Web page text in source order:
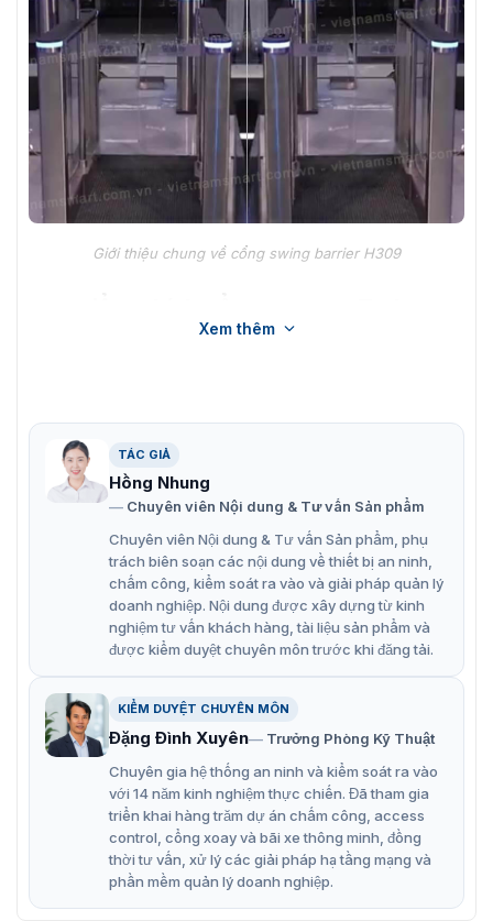
Giới thiệu chung về cổng swing barrier H309
năng tích hợp công nghệ tiên tiến, đáp ứng tốt các yêu
cầu về an ninh và quản lý ra vào.
Kiểm soát chặt chẽ việc ra vào, chỉ những người có
thẻ hoặc mã số mới được phép đi qua.
Trang bị tính năng an toàn như cảm biến va chạm, tự
động dừng khi gặp vật cản.
Làm bằng chất liệu inox không gỉ, chịu được mọi điều
kiện thời tiết.
thống kiểm soát truy cập, hệ thống báo động.
Động cơ điện và hệ thống điều khiển tự động giúp mở
và đóng cổng nhanh chóng và chính xác.
Mở và đóng với tốc độ nhanh, giúp lưu thông giao
thông hiệu quả và giảm thiểu thời gian chờ đợi.
Người dùng có thể cài đặt hướng đi một hoặc hai
Xem thêm
TÁC GIẢ
Hồng Nhung
Chuyên viên Nội dung & Tư vấn Sản phẩm
Chuyên viên Nội dung & Tư vấn Sản phẩm, phụ
trách biên soạn các nội dung về thiết bị an ninh,
chấm công, kiểm soát ra vào và giải pháp quản lý
doanh nghiệp. Nội dung được xây dựng từ kinh
nghiệm tư vấn khách hàng, tài liệu sản phẩm và
được kiểm duyệt chuyên môn trước khi đăng tải.
KIỂM DUYỆT CHUYÊN MÔN
Đặng Đình Xuyên
Trưởng Phòng Kỹ Thuật
Chuyên gia hệ thống an ninh và kiểm soát ra vào
với 14 năm kinh nghiệm thực chiến. Đã tham gia
triển khai hàng trăm dự án chấm công, access
control, cổng xoay và bãi xe thông minh, đồng
thời tư vấn, xử lý các giải pháp hạ tầng mạng và
phần mềm quản lý doanh nghiệp.